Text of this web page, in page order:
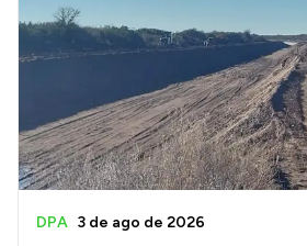
DPA 3 de ago de 2026